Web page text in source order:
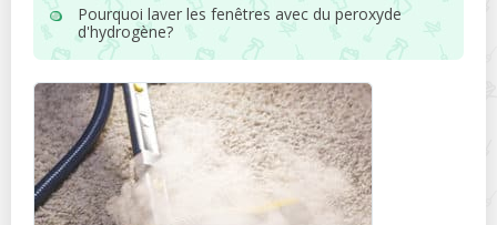
Pourquoi laver les fenêtres avec du peroxyde
d'hydrogène?